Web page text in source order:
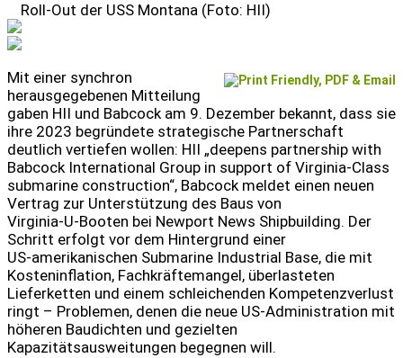
Roll-Out der USS Montana (Foto: HII)
Mit einer synchron
herausgegebenen Mitteilung
gaben HII und Babcock am 9. Dezember bekannt, dass sie
ihre 2023 begründete strategische Partnerschaft
deutlich vertiefen wollen: HII „deepens partnership with
Babcock International Group in support of Virginia-Class
submarine construction“, Babcock meldet einen neuen
Vertrag zur Unterstützung des Baus von
Virginia‑U‑Booten bei Newport News Shipbuilding. Der
Schritt erfolgt vor dem Hintergrund einer
US‑amerikanischen Submarine Industrial Base, die mit
Kosteninflation, Fachkräftemangel, überlasteten
Lieferketten und einem schleichenden Kompetenzverlust
ringt – Problemen, denen die neue US‑Administration mit
höheren Baudichten und gezielten
Kapazitätsausweitungen begegnen will.